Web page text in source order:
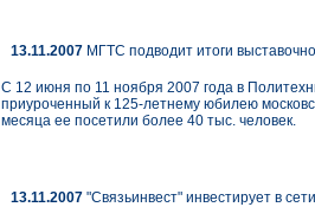
13.11.2007 МГТС подводит итоги
С 12 июня по 11 ноября 2007 года в
приуроченный к 125-летнему юбилею
месяца ее посетили более 40 тыс. человек.
13.11.2007 "Связьинвест" инвестирует в сети